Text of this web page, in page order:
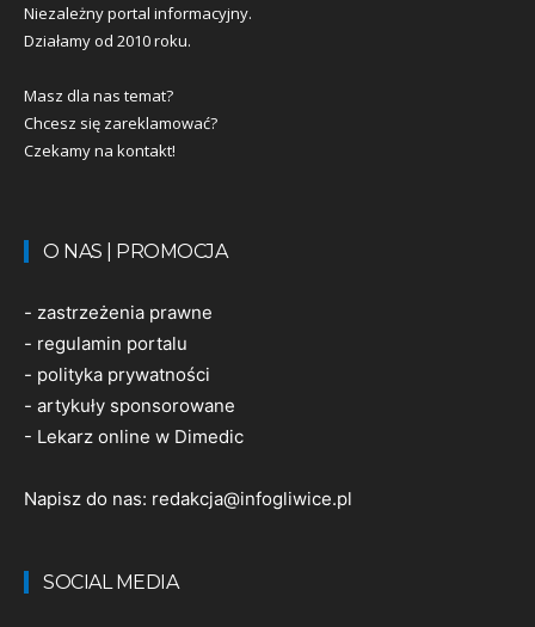
Niezależny portal informacyjny.
Działamy od 2010 roku.
Masz dla nas temat?
Chcesz się zareklamować?
Czekamy na kontakt!
O NAS | PROMOCJA
- zastrzeżenia prawne
- regulamin portalu
- polityka prywatności
- artykuły sponsorowane
- Lekarz online w Dimedic
Napisz do nas: redakcja@infogliwice.pl
SOCIAL MEDIA